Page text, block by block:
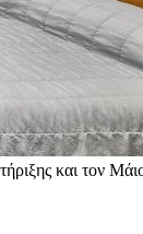
και τον